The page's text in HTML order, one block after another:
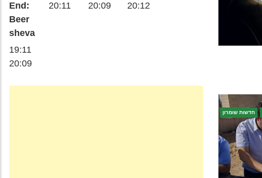
חדשות שומרון
End:
20:11
20:09
20:12
Beer
sheva
19:11
20:09